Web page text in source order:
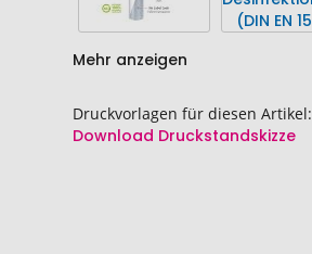
Mehr anzeigen
Druckvorlagen für diesen Artikel:
Download Druckstandskizze